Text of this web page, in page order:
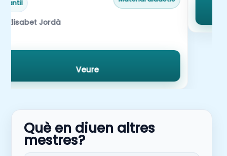
Infantil
Elisabet Jordà
Veure
Què en diuen altres
mestres?